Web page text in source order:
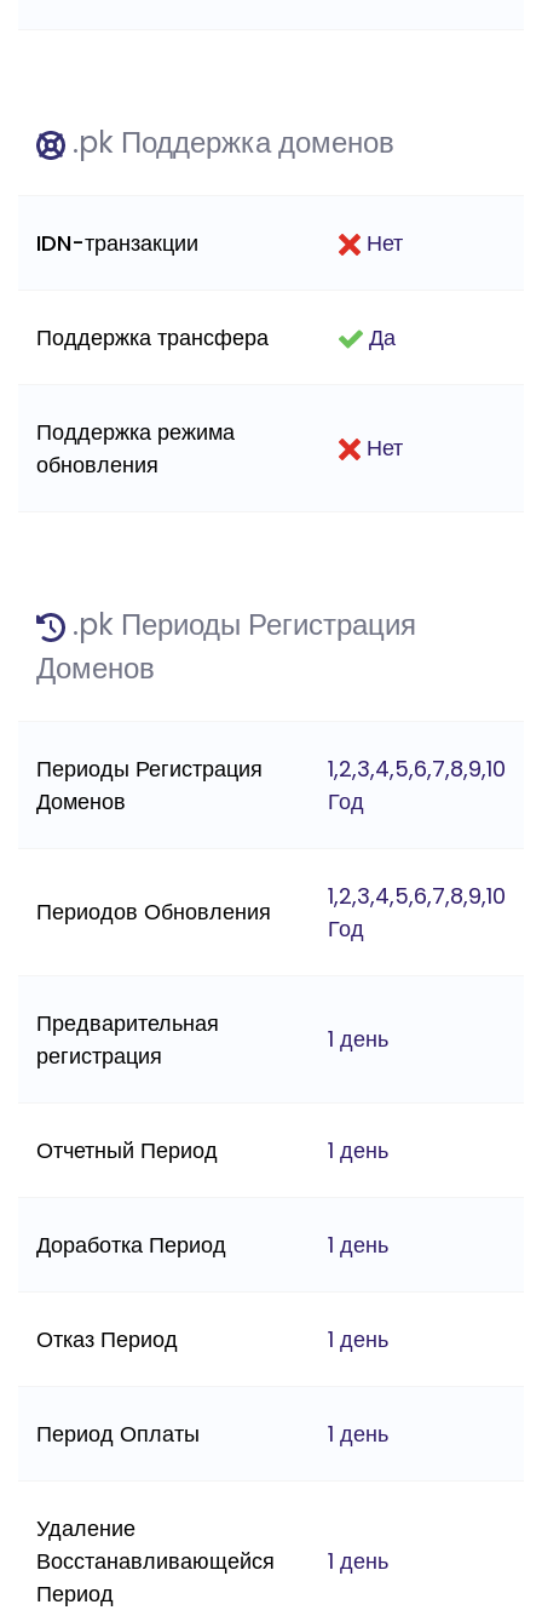
.pk Поддержка доменов
IDN-транзакции Нет
Поддержка трансфера Да
Поддержка режима
обновления
Нет
.pk Периоды Регистрация
Доменов
Периоды Регистрация
Доменов
1,2,3,4,5,6,7,8,9,10
Год
Периодов Обновления
1,2,3,4,5,6,7,8,9,10
Год
Предварительная
регистрация
1 день
Отчетный Период 1 день
Доработка Период 1 день
Отказ Период 1 день
Период Оплаты 1 день
Удаление
Восстанавливающейся
Период
1 день